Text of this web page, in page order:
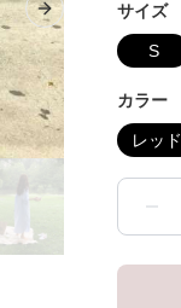
Next slide サイズ
S
カラー
レッド